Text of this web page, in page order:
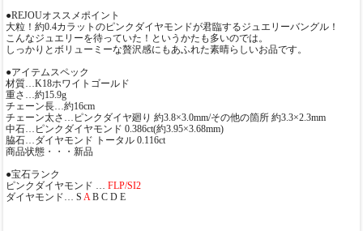
●REJOUオススメポイント
大粒！約0.4カラットのピンクダイヤモンドが君臨するジュエリーバングル！
こんなジュエリーを待っていた！というかたも多いのでは。
しっかりとボリューミーな贅沢感にもあふれた素晴らしいお品です。
●アイテムスペック
材質…K18ホワイトゴールド
重さ…約15.9g
チェーン長…約16cm
チェーン太さ…ピンクダイヤ廻り 約3.8×3.0mm/その他の箇所 約3.3×2.3mm
中石…ピンクダイヤモンド 0.386ct(約3.95×3.68mm)
脇石…ダイヤモンド トータル 0.116ct
商品状態・・・新品
●宝石ランク
ピンクダイヤモンド … FLP/SI2
ダイヤモンド… S AB C D E